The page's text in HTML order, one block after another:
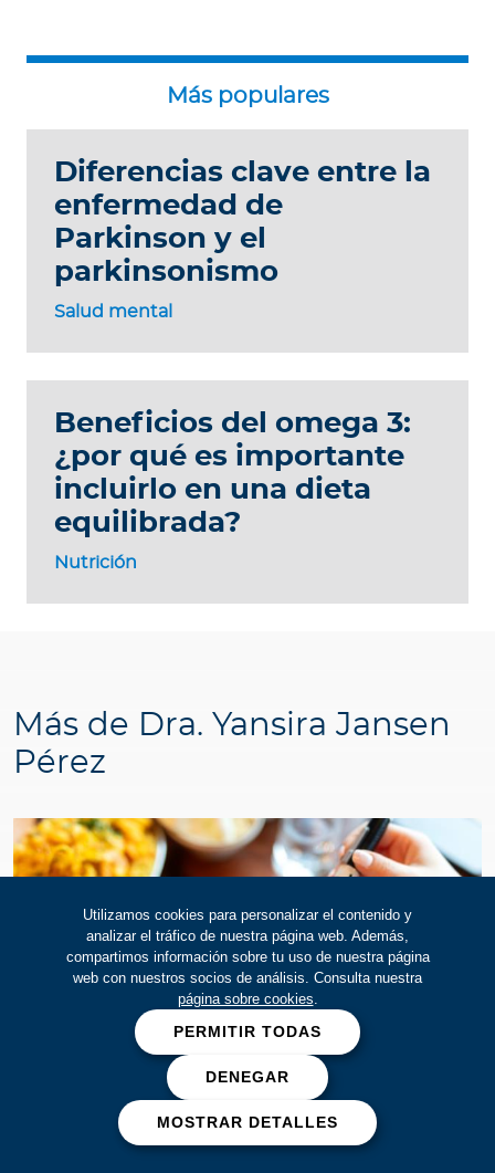
Utilizamos cookies para personalizar el contenido y
analizar el tráfico de nuestra página web. Además,
compartimos información sobre tu uso de nuestra página
web con nuestros socios de análisis. Consulta nuestra
página sobre cookies.
PERMITIR TODAS
DENEGAR
MOSTRAR DETALLES
Salud mental
Diferencias clave entre la
enfermedad de
Parkinson y el
parkinsonismo
Nutrición
Beneficios del omega 3:
¿por qué es importante
incluirlo en una dieta
equilibrada?
Más de Dra. Yansira Jansen
Pérez